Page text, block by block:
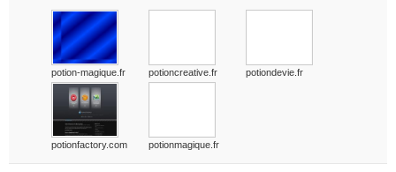
potion-magique.fr potioncreative.fr potiondevie.fr
potionfactory.com potionmagique.fr